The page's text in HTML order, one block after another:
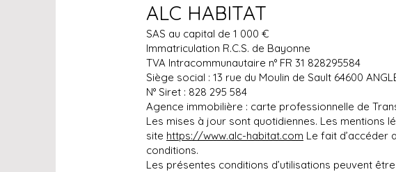
ALC HABITAT
SAS au capital de 1 000 €
Immatriculation R.C.S. de Bayonne
TVA Intracommunautaire n° FR 31 828295584
Siège social : 13 rue du Moulin de Sault 64600
N° Siret : 828 295 584
Agence immobilière : carte professionnelle de
Les mises à jour sont quotidiennes. Les mentions
site https://www.alc-habitat.com Le fait d’accéder
conditions.
Les présentes conditions d’utilisations peuvent